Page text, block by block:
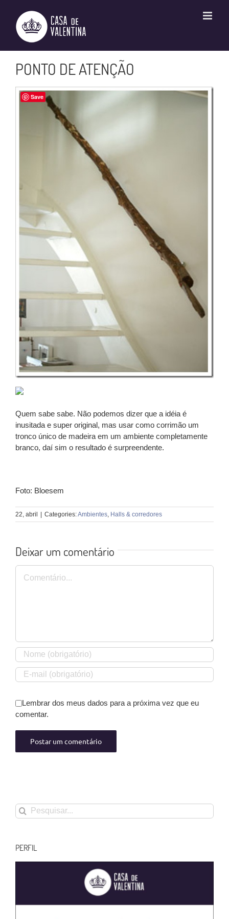
conteúdo
PONTO DE ATENÇÃO
Quem sabe sabe. Não podemos dizer que a idéia é
inusitada e super original, mas usar como corrimão um
tronco único de madeira em um ambiente completamente
branco, daí sim o resultado é surpreendente.
Foto: Bloesem
22, abril | Categories:Ambientes Halls & corredores
Deixar um comentário
Comentário
Lembrar dos meus dados para a próxima vez que eu
comentar.
Buscar
resultados
PERFIL
Save